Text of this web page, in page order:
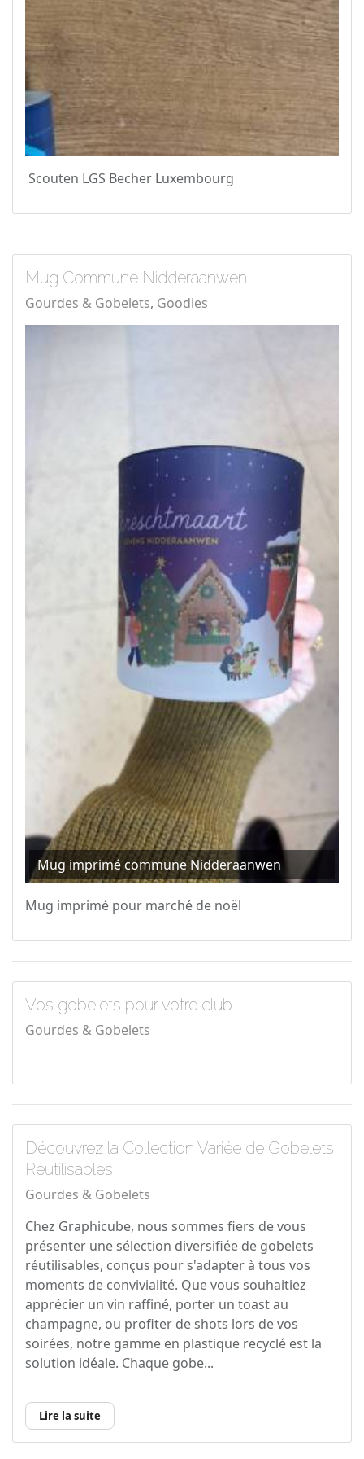
Scouten LGS Becher Luxembourg
Mug Commune Nidderaanwen
Gourdes & Gobelets Goodies
Mug imprimé commune Nidderaanwen
Mug imprimé pour marché de noël
Vos gobelets pour votre club
Gourdes & Gobelets
Découvrez la Collection Variée de Gobelets
Réutilisables
Gourdes & Gobelets
Chez Graphicube, nous sommes fiers de vous
présenter une sélection diversifiée de gobelets
réutilisables, conçus pour s'adapter à tous vos
moments de convivialité. Que vous souhaitiez
apprécier un vin raffiné, porter un toast au
champagne, ou profiter de shots lors de vos
soirées, notre gamme en plastique recyclé est la
solution idéale. Chaque gobe...
Lire la suite